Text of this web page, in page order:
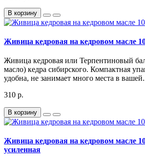
В корзину
Живица кедровая на кедровом масле
Живица кедровая или Терпентиновый
масло) кедра сибирского. Компактная
удобна, не занимает много места в
310 р.
В корзину
Живица кедровая на кедровом масле
усиленная